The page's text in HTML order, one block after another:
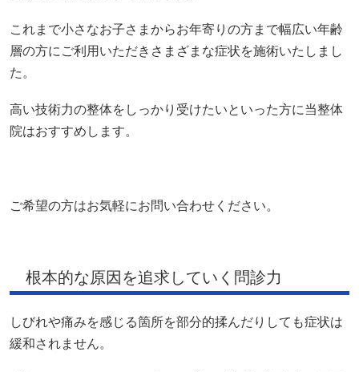
これまで小さなお子さまからお年寄りの方まで幅広い年齢
層の方にご利用いただきさまざまな症状を施術いたしまし
た。
高い技術力の整体をしっかり受けたいといった方に当整体
院はおすすめします。
ご希望の方はお気軽にお問い合わせください。
根本的な原因を追求していく問診力
しびれや痛みを感じる箇所を部分的揉んだりしても症状は
緩和されません。